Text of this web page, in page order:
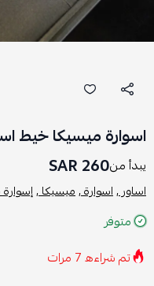
اسوارة ميسيكا خيط
يبدأ من260 SAR
اساور ,اسوارة ,ميسيكا ,
متوفر
تم شراءه7 مرات